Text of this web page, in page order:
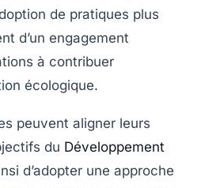
de pratiques plus
d’un engagement
à contribuer
écologique.
peuvent aligner leurs
du Développement
d’adopter une approche